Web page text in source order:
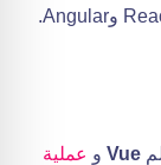
Vue و عملية